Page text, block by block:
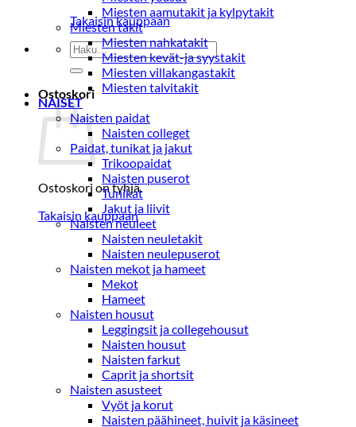
Takaisin kauppaan
Etsi:
Ostoskori
Ostoskori on tyhjä.
Takaisin kauppaan
Miesten aamutakit ja kylpytakit
Miesten takit
Miesten nahkatakit
Miesten kevät-ja syystakit
Miesten villakangastakit
Miesten talvitakit
NAISET
Naisten paidat
Naisten colleget
Paidat, tunikat ja jakut
Trikoopaidat
Naisten puserot
Tunikat
Jakut ja liivit
Naisten neuleet
Naisten neuletakit
Naisten neulepuserot
Naisten mekot ja hameet
Mekot
Hameet
Naisten housut
Leggingsit ja collegehousut
Naisten housut
Naisten farkut
Caprit ja shortsit
Naisten asusteet
Vyöt ja korut
Naisten päähineet, huivit ja käsineet